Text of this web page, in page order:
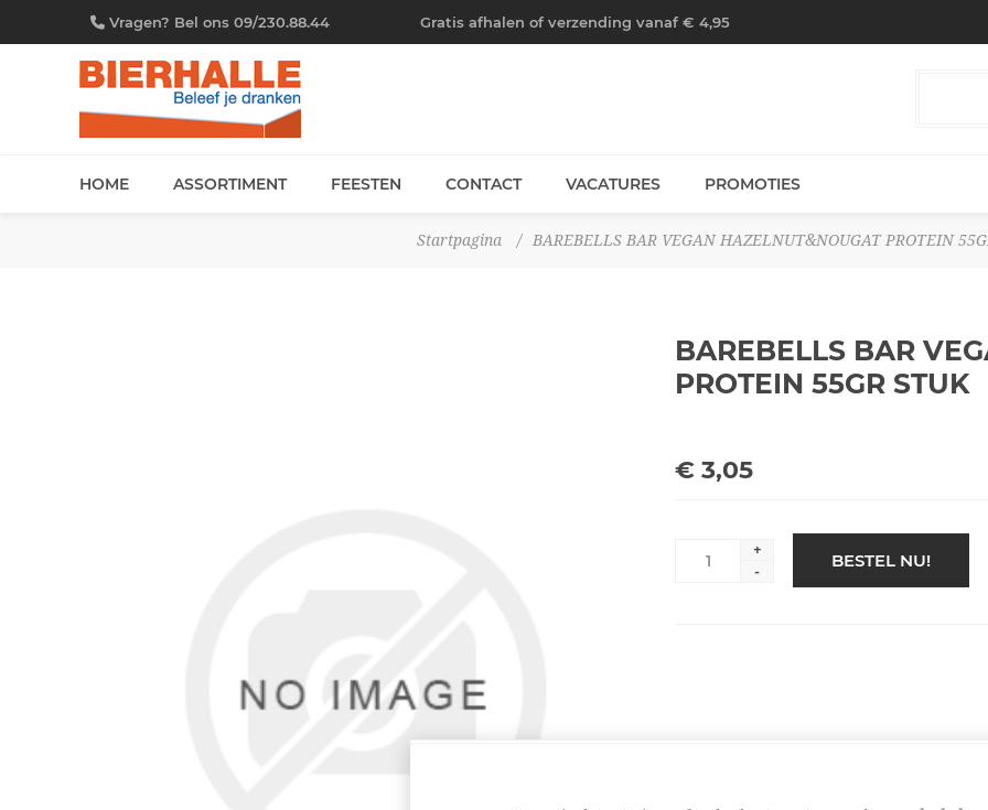
Vragen? Bel ons 09/230.88.44 Gratis afhalen of verzending vanaf € 4,95
HOME ASSORTIMENT FEESTEN CONTACT VACATURES PROMOTIES
Startpagina / BAREBELLS BAR VEGAN HAZELNUT&NOUGAT PROTEIN
BAREBELLS BAR
PROTEIN 55GR STUK
€ 3,05
+
-
BESTEL NU!